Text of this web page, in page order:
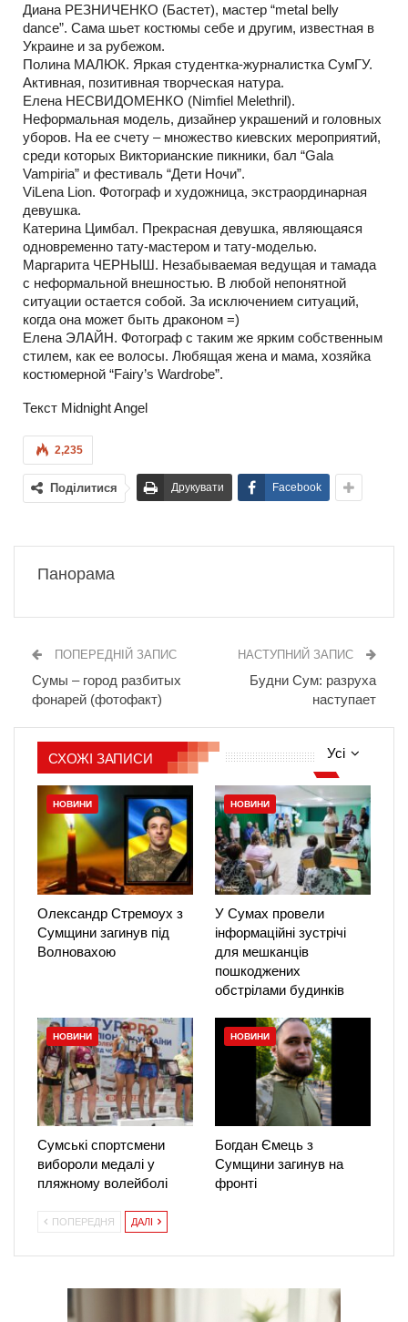
Диана РЕЗНИЧЕНКО (Бастет), мастер “metal belly
dance”. Сама шьет костюмы себе и другим, известная в
Украине и за рубежом.
Полина МАЛЮК. Яркая студентка-журналистка СумГУ.
Активная, позитивная творческая натура.
Елена НЕСВИДОМЕНКО (Nimfiel Melethril).
Неформальная модель, дизайнер украшений и головных
уборов. На ее счету – множество киевских мероприятий,
среди которых Викторианские пикники, бал “Gala
Vampiria” и фестиваль “Дети Ночи”.
ViLena Lion. Фотограф и художница, экстраординарная
девушка.
Катерина Цимбал. Прекрасная девушка, являющаяся
одновременно тату-мастером и тату-моделью.
Маргарита ЧЕРНЫШ. Незабываемая ведущая и тамада
с неформальной внешностью. В любой непонятной
ситуации остается собой. За исключением ситуаций,
когда она может быть драконом =)
Елена ЭЛАЙН. Фотограф c таким же ярким собственным
стилем, как ее волосы. Любящая жена и мама, хозяйка
костюмерной “Fairy’s Wardrobe”.
Текст Midnight Angel
2,235
Поділитися Друкувати Facebook
Панорама
ПОПЕРЕДНІЙ ЗАПИС
Сумы – город разбитых
фонарей (фотофакт)
НАСТУПНИЙ ЗАПИС
Будни Сум: разруха
наступает
Усі
СХОЖІ ЗАПИСИ
НОВИНИ
Олександр Стремоух з
Сумщини загинув під
Волновахою
НОВИНИ
У Сумах провели
інформаційні зустрічі
для мешканців
пошкоджених
обстрілами будинків
НОВИНИ
Сумські спортсмени
вибороли медалі у
пляжному волейболі
НОВИНИ
Богдан Ємець з
Сумщини загинув на
фронті
ПОПЕРЕДНЯ ДАЛІ